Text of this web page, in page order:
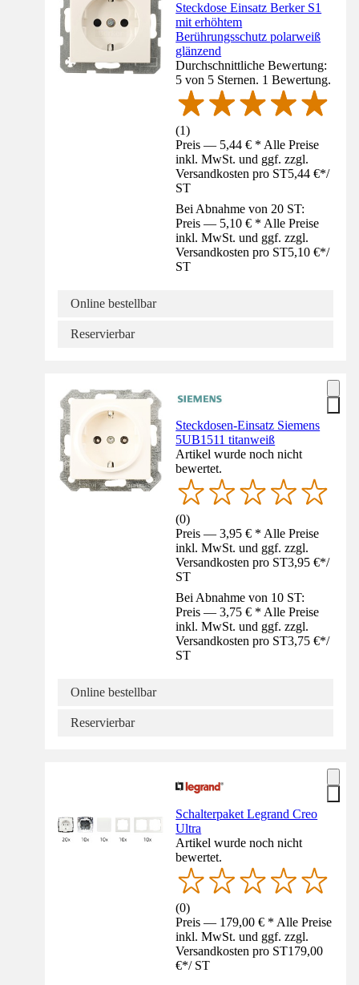
Steckdose Einsatz Berker S1
mit erhöhtem
Berührungsschutz polarweiß
glänzend
Durchschnittliche Bewertung:
5 von 5 Sternen. 1 Bewertung.
(1)
Preis — 5,44 € * Alle Preise
inkl. MwSt. und ggf. zzgl.
Versandkosten pro ST5,44 €*/
ST
Bei Abnahme von 20 ST:
Preis — 5,10 € * Alle Preise
inkl. MwSt. und ggf. zzgl.
Versandkosten pro ST5,10 €*/
ST
Online bestellbar
Reservierbar
Steckdosen-Einsatz Siemens
5UB1511 titanweiß
Artikel wurde noch nicht
bewertet.
(0)
Preis — 3,95 € * Alle Preise
inkl. MwSt. und ggf. zzgl.
Versandkosten pro ST3,95 €*/
ST
Bei Abnahme von 10 ST:
Preis — 3,75 € * Alle Preise
inkl. MwSt. und ggf. zzgl.
Versandkosten pro ST3,75 €*/
ST
Online bestellbar
Reservierbar
Schalterpaket Legrand Creo
Ultra
Artikel wurde noch nicht
bewertet.
(0)
Preis — 179,00 € * Alle Preise
inkl. MwSt. und ggf. zzgl.
Versandkosten pro ST179,00
€*/ ST